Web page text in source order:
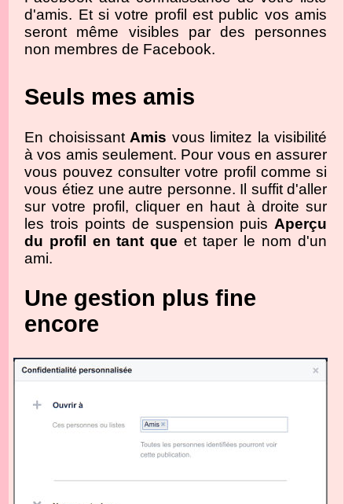
d'amis. Et si votre profil est public vos amis
seront même visibles par des personnes
non membres de Facebook.
Seuls mes amis
En choisissant Amis vous limitez la visibilité
à vos amis seulement. Pour vous en assurer
vous pouvez consulter votre profil comme si
vous étiez une autre personne. Il suffit d'aller
sur votre profil, cliquer en haut à droite sur
les trois points de suspension puis Aperçu
du profil en tant que et taper le nom d'un
ami.
Une gestion plus fine
encore